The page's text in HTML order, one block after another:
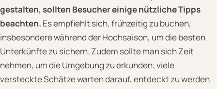
gestalten, sollten Besucher einige nützliche Tipps
beachten. Es empfiehlt sich, frühzeitig zu buchen,
insbesondere während der Hochsaison, um die besten
Unterkünfte zu sichern. Zudem sollte man sich Zeit
nehmen, um die Umgebung zu erkunden; viele
versteckte Schätze warten darauf, entdeckt zu werden.